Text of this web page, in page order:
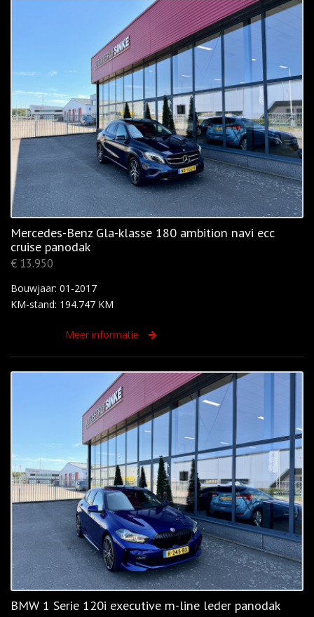
Mercedes-Benz Gla-klasse 180 ambition navi ecc
cruise panodak
€ 13.950
Bouwjaar: 01-2017
KM-stand: 194.747 KM
Meer informatie
BMW 1 Serie 120i executive m-line leder panodak